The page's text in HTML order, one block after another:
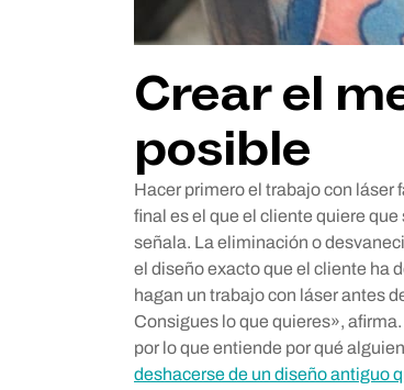
Crear el
posible
Hacer primero el trabajo con láser
final es el que el cliente quiere
señala. La eliminación o
el diseño exacto que el cliente ha
hagan un trabajo con láser antes
Consigues lo que quieres»,
por lo que entiende por qué
deshacerse de un diseño antiguo